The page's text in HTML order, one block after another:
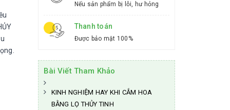
Nếu sản phẩm bị lỗi, hư hỏng
Thanh toán
Được bảo mật 100%
Bài Viết Tham Khảo
KINH NGHIỆM HAY KHI CẮM HOA
BẰNG LỌ THỦY TINH